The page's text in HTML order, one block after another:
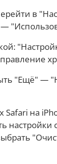
в
"Ещё" —
Safari на
настройки